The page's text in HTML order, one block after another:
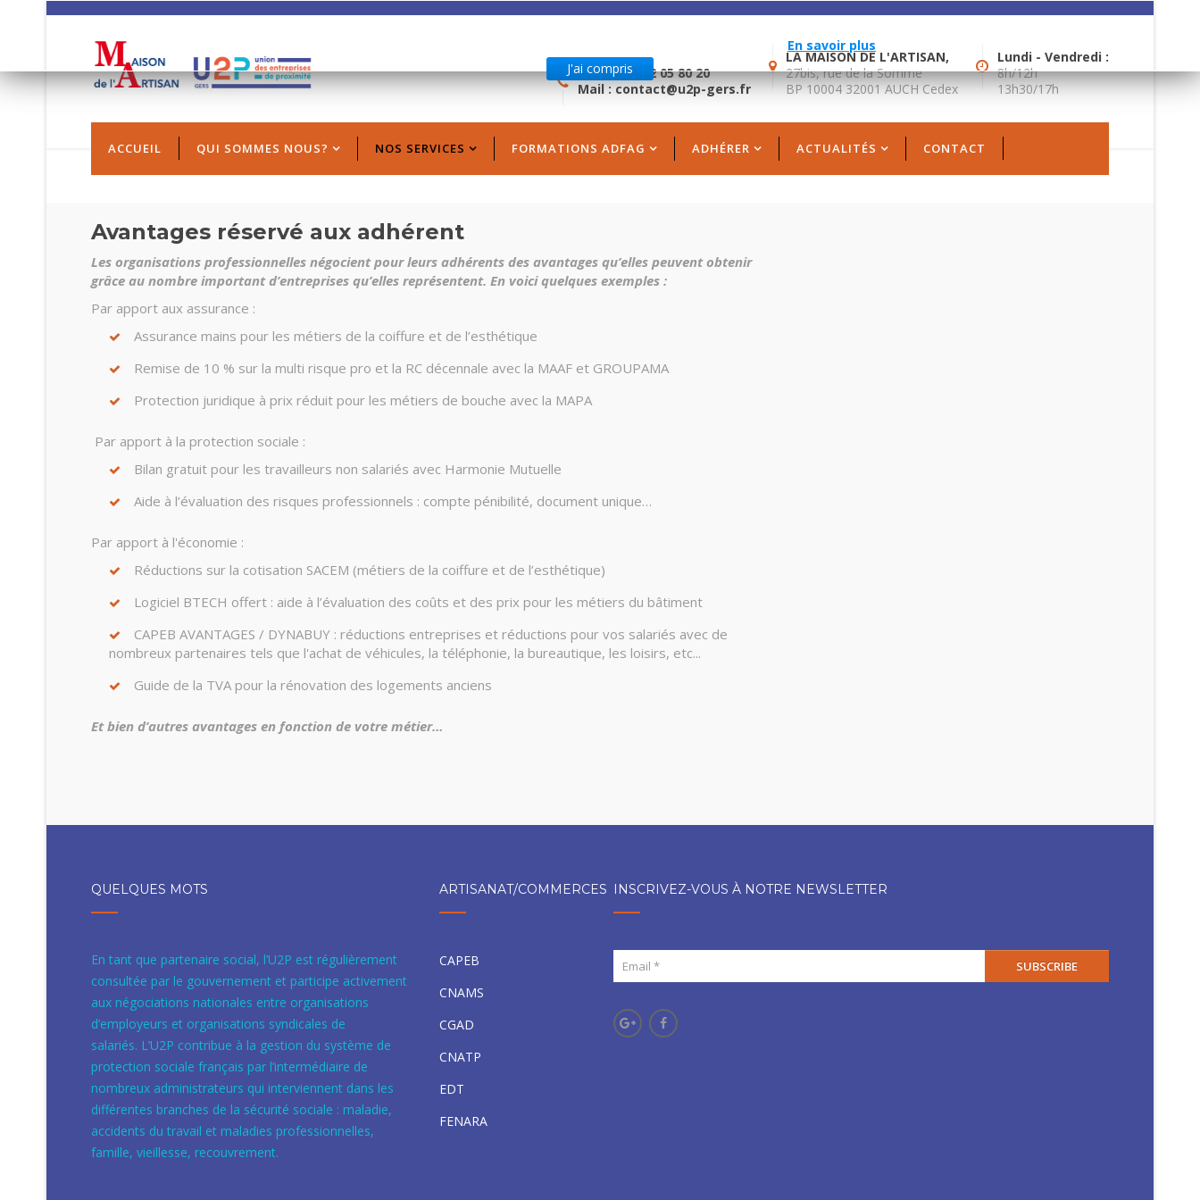
En savoir plus
J'ai compris
Tél. +33 5 62 05 80 20
Mail : contact@u2p-gers.fr
LA MAISON DE L'ARTISAN,
27bis, rue de la Somme
BP 10004 32001 AUCH Cedex
Lundi - Vendredi :
8h/12h
13h30/17h
ACCUEIL QUI SOMMES NOUS? NOS SERVICES FORMATIONS ADFAG ADHÉRER ACTUALITÉS CONTACT
Avantages réservé aux adhérent
Les organisations professionnelles négocient pour leurs adhérents des avantages qu’elles peuvent obtenir
grâce au nombre important d’entreprises qu’elles représentent. En voici quelques exemples :
Par apport aux assurance :
Assurance mains pour les métiers de la coiffure et de l’esthétique
Remise de 10 % sur la multi risque pro et la RC décennale avec la MAAF et GROUPAMA
Protection juridique à prix réduit pour les métiers de bouche avec la MAPA
Par apport à la protection sociale :
Bilan gratuit pour les travailleurs non salariés avec Harmonie Mutuelle
Aide à l’évaluation des risques professionnels : compte pénibilité, document unique…
Par apport à l'économie :
Réductions sur la cotisation SACEM (métiers de la coiffure et de l’esthétique)
Logiciel BTECH offert : aide à l’évaluation des coûts et des prix pour les métiers du bâtiment
CAPEB AVANTAGES / DYNABUY : réductions entreprises et réductions pour vos salariés avec de
nombreux partenaires tels que l'achat de véhicules, la téléphonie, la bureautique, les loisirs, etc...
Guide de la TVA pour la rénovation des logements anciens
Et bien d’autres avantages en fonction de votre métier…
QUELQUES MOTS
En tant que partenaire social, l’U2P est régulièrement
consultée par le gouvernement et participe activement
aux négociations nationales entre organisations
d’employeurs et organisations syndicales de
salariés. L’U2P contribue à la gestion du système de
protection sociale français par l’intermédiaire de
nombreux administrateurs qui interviennent dans les
différentes branches de la sécurité sociale : maladie,
accidents du travail et maladies professionnelles,
famille, vieillesse, recouvrement.
ARTISANAT/COMMERCES
CAPEB
CNAMS
CGAD
CNATP
EDT
FENARA
INSCRIVEZ-VOUS À NOTRE NEWSLETTER
SUBSCRIBE